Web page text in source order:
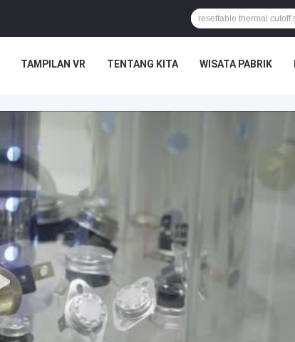
TAMPILAN VR TENTANG KITA WISATA PABRIK